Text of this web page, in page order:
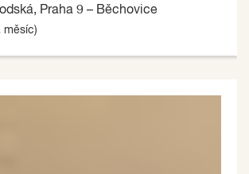
Praha 9 – Běchovice
měsíc)